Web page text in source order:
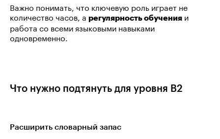
Важно понимать, что ключевую роль играет не
количество часов, а регулярность обучения и
работа со всеми языковыми навыками
одновременно.
Что нужно подтянуть для уровня B2
Расширить словарный запас